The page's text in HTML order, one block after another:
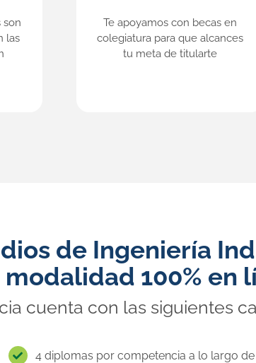
son
las
Te apoyamos con becas en
colegiatura para que alcances
tu meta de titularte
de Ingeniería
100% en
cuenta con las siguientes
4 diplomas por competencia a lo largo